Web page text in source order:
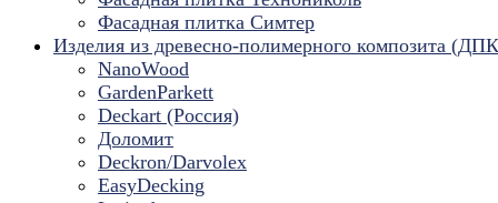
Фасадная плитка Симтер
Изделия из древесно-полимерного композита
NanoWood
GardenParkett
Deckart (Россия)
Доломит
Deckron/Darvolex
EasyDecking